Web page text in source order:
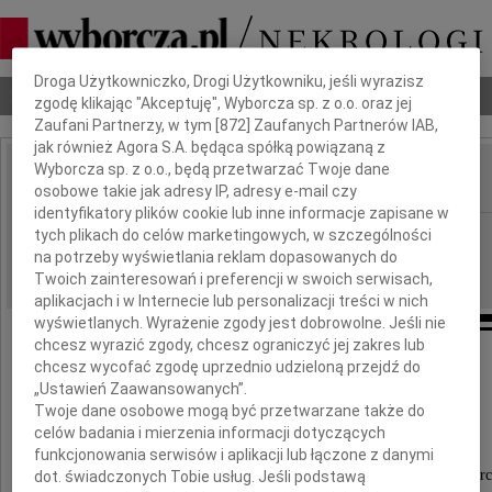
Nekrologi Odeszli Poradnik pogrzebowy
IMIĘ I NAZWISKO:
REGION: Płock
DATA EMISJI: 30.10.2020
Pani
Małgorzacie Rygalskiej
wyrazy głębokiego współczucia z powodu
Dbamy o Twoją prywatność
Droga Użytkowniczko, Drogi Użytkowniku, jeśli wyrazisz
zgodę klikając "Akceptuję", Wyborcza sp. z o.o. oraz jej
Zaufani Partnerzy, w tym [872 ] Zaufanych Partnerów IAB,
jak również Agora S.A. będąca spółką powiązaną z
Wyborcza sp. z o.o., będą przetwarzać Twoje dane
osobowe takie jak adresy IP, adresy e-mail czy
identyfikatory plików cookie lub inne informacje zapisane w
tych plikach do celów marketingowych, w szczególności
na potrzeby wyświetlania reklam dopasowanych do
Twoich zainteresowań i preferencji w swoich serwisach,
aplikacjach i w Internecie lub personalizacji treści w nich
wyświetlanych. Wyrażenie zgody jest dobrowolne. Jeśli nie
chcesz wyrazić zgody, chcesz ograniczyć jej zakres lub
chcesz wycofać zgodę uprzednio udzieloną przejdź do
„Ustawień Zaawansowanych”.
Twoje dane osobowe mogą być przetwarzane także do
celów badania i mierzenia informacji dotyczących
funkcjonowania serwisów i aplikacji lub łączone z danymi
dot. świadczonych Tobie usług. Jeśli podstawą